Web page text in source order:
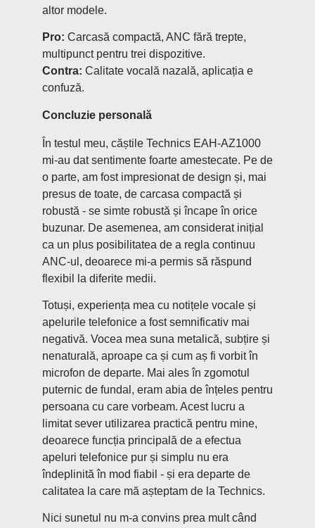
altor modele.
Pro: Carcasă compactă, ANC fără trepte,
multipunct pentru trei dispozitive.
Contra: Calitate vocală nazală, aplicația e
confuză.
Concluzie personală
În testul meu, căștile Technics EAH-AZ1000
mi-au dat sentimente foarte amestecate. Pe de
o parte, am fost impresionat de design și, mai
presus de toate, de carcasa compactă și
robustă - se simte robustă și încape în orice
buzunar. De asemenea, am considerat inițial
ca un plus posibilitatea de a regla continuu
ANC-ul, deoarece mi-a permis să răspund
flexibil la diferite medii.
Totuși, experiența mea cu notițele vocale și
apelurile telefonice a fost semnificativ mai
negativă. Vocea mea suna metalică, subțire și
nenaturală, aproape ca și cum aș fi vorbit în
microfon de departe. Mai ales în zgomotul
puternic de fundal, eram abia de înțeles pentru
persoana cu care vorbeam. Acest lucru a
limitat sever utilizarea practică pentru mine,
deoarece funcția principală de a efectua
apeluri telefonice pur și simplu nu era
îndeplinită în mod fiabil - și era departe de
calitatea la care mă așteptam de la Technics.
Nici sunetul nu m-a convins prea mult când